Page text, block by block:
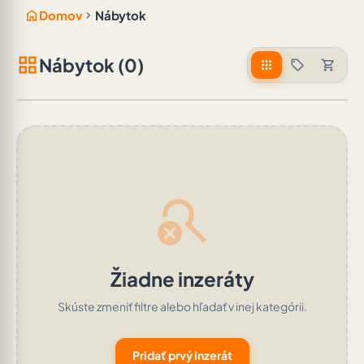
home Domov chevron_right Nábytok
grid_viewNábytok (0) apps sell shopping_cart
search_off
Žiadne inzeráty
Skúste zmeniť filtre alebo hľadať v inej kategórii.
Pridať prvý inzerát